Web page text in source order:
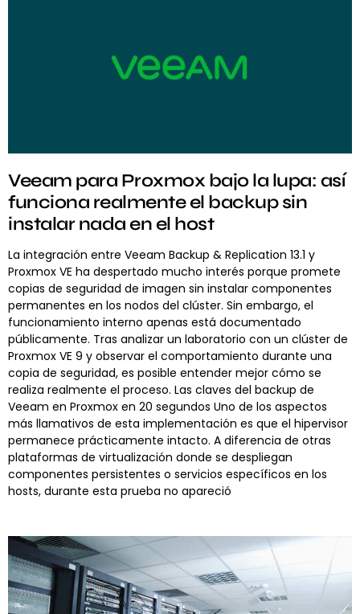
Veeam para Proxmox bajo la lupa: así
funciona realmente el backup sin
instalar nada en el host
La integración entre Veeam Backup & Replication 13.1 y
Proxmox VE ha despertado mucho interés porque promete
copias de seguridad de imagen sin instalar componentes
permanentes en los nodos del clúster. Sin embargo, el
funcionamiento interno apenas está documentado
públicamente. Tras analizar un laboratorio con un clúster de
Proxmox VE 9 y observar el comportamiento durante una
copia de seguridad, es posible entender mejor cómo se
realiza realmente el proceso. Las claves del backup de
Veeam en Proxmox en 20 segundos Uno de los aspectos
más llamativos de esta implementación es que el hipervisor
permanece prácticamente intacto. A diferencia de otras
plataformas de virtualización donde se despliegan
componentes persistentes o servicios específicos en los
hosts, durante esta prueba no apareció